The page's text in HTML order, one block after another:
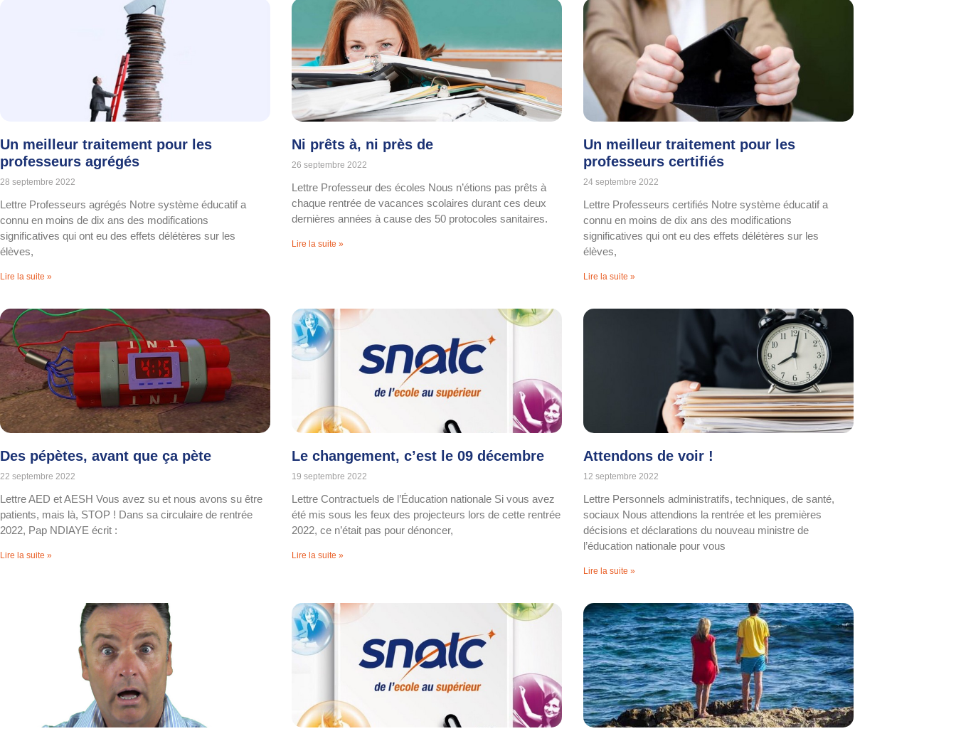
Un meilleur traitement pour les
professeurs agrégés
28 septembre 2022
Lettre Professeurs agrégés Notre système éducatif a
connu en moins de dix ans des modifications
significatives qui ont eu des effets délétères sur les
élèves,
Lire la suite »
Ni prêts à, ni près de
26 septembre 2022
Lettre Professeur des écoles Nous n’étions pas prêts à
chaque rentrée de vacances scolaires durant ces deux
dernières années à cause des 50 protocoles sanitaires.
Lire la suite »
Un meilleur traitement pour les
professeurs certifiés
24 septembre 2022
Lettre Professeurs certifiés Notre système éducatif a
connu en moins de dix ans des modifications
significatives qui ont eu des effets délétères sur les
élèves,
Lire la suite »
Des pépètes, avant que ça pète
22 septembre 2022
Lettre AED et AESH Vous avez su et nous avons su être
patients, mais là, STOP ! Dans sa circulaire de rentrée
2022, Pap NDIAYE écrit :
Lire la suite »
Le changement, c’est le 09 décembre
19 septembre 2022
Lettre Contractuels de l’Éducation nationale Si vous avez
été mis sous les feux des projecteurs lors de cette rentrée
2022, ce n’était pas pour dénoncer,
Lire la suite »
Attendons de voir !
12 septembre 2022
Lettre Personnels administratifs, techniques, de santé,
sociaux Nous attendions la rentrée et les premières
décisions et déclarations du nouveau ministre de
l’éducation nationale pour vous
Lire la suite »